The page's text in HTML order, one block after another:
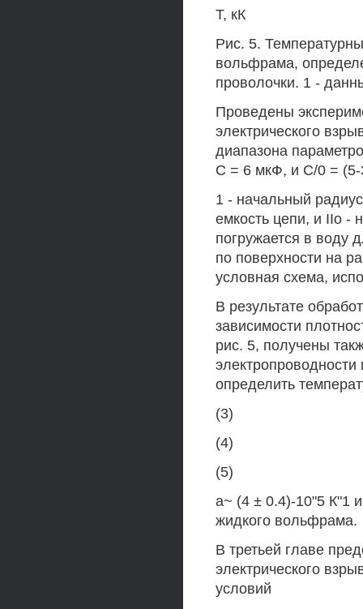
Т, кК
Рис. 5.
вольфрама,
проволочки. 1 -
Проведены
электрического
диапазона
С = 6 мкФ, и С/0 = (5-
1 - начальный
емкость цепи, и IIо -
погружается в воду
по поверхности на
условная схема,
В результате
зависимости
рис. 5, получены
определить
(3)
(4)
(5)
а~ (4 ± 0.4)-10"5 К"1
жидкого вольфрама.
В третьей главе
электрического
условий